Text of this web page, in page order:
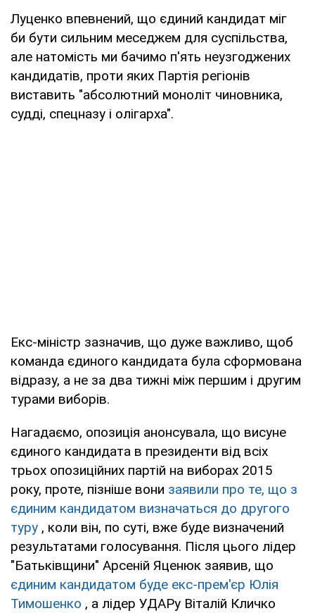
Луценко впевнений, що єдиний кандидат міг
би бути сильним меседжем для суспільства,
але натомість ми бачимо п'ять неузгоджених
кандидатів, проти яких Партія регіонів
виставить "абсолютний моноліт чиновника,
судді, спецназу і олігарха".
Екс-міністр зазначив, що дуже важливо, щоб
команда єдиного кандидата була сформована
відразу, а не за два тижні між першим і другим
турами виборів.
Нагадаємо, опозиція анонсувала, що висуне
єдиного кандидата в президенти від всіх
трьох опозиційних партій на виборах 2015
року, проте, пізніше вони заявили про те, що з
єдиним кандидатом визначаться до другого
туру , коли він, по суті, вже буде визначений
результатами голосування. Після цього лідер
"Батьківщини" Арсеній Яценюк заявив, що
єдиним кандидатом буде екс-прем'єр Юлія
Тимошенко , а лідер УДАРу Віталій Кличко